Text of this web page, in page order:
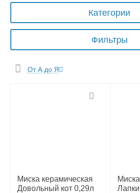
Категории
Фильтры
От А до Я
Миска керамическая
Довольный кот 0,29л